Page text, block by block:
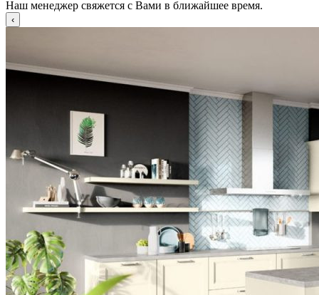
Наш менеджер свяжется с Вами в ближайшее время.